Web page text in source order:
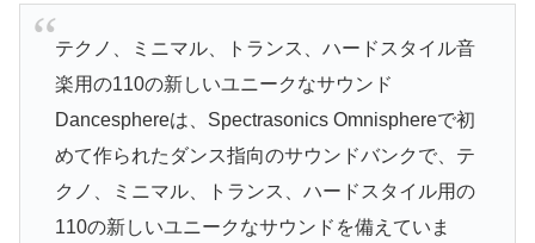
テクノ、ミニマル、トランス、ハードスタイル音
楽用の110の新しいユニークなサウンド
Dancesphereは、Spectrasonics Omnisphereで初
めて作られたダンス指向のサウンドバンクで、テ
クノ、ミニマル、トランス、ハードスタイル用の
110の新しいユニークなサウンドを備えていま